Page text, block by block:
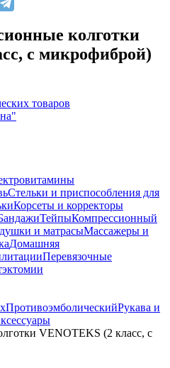
колготки
с микрофиброй)
товаров
Стельки и приспособления для
Корсеты и корректоры
ТейпыКомпрессионный
и матрасыМассажеры и
Домашняя
Перевязочные
ПротивоэмболическийРукава и
VENOTEKS (2 класс, с